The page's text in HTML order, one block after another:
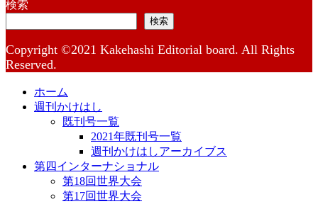
検索
検索
Copyright ©2021 Kakehashi Editorial board. All Rights
Reserved.
ホーム
週刊かけはし
既刊号一覧
2021年既刊号一覧
週刊かけはしアーカイブス
第四インターナショナル
第18回世界大会
第17回世界大会